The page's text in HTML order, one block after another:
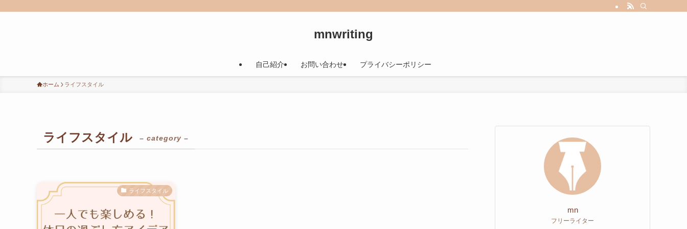
mnwriting
自己紹介 お問い合わせ プライバシーポリシー
ホーム ライフスタイル
ライフスタイル – category –
ライフスタイル
mn
フリーライター